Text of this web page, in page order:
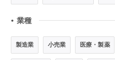
● 業種
製造業 小売業 医療・製薬